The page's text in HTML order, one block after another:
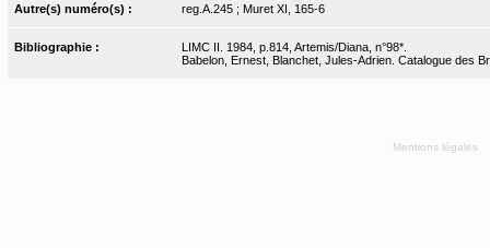
Autre(s) numéro(s) : reg.A.245 ; Muret XI, 165-6
Bibliographie :
LIMC II. 1984, p.814, Artemis/Diana, n°98*.
Babelon, Ernest, Blanchet, Jules-Adrien. Catalogue des
Mentions légales